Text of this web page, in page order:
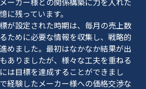
に残っています。
が設定された時期は、毎月の売上数
ために必要な情報を収集し、戦略的
めました。最初はなかなか結果が出
ありましたが、様々な工夫を重ねる
は目標を達成することができまし
経験したメーカー様への価格交渉な